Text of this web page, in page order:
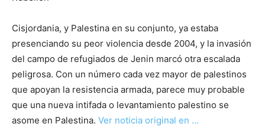
Cisjordania, y Palestina en su conjunto, ya estaba
presenciando su peor violencia desde 2004, y la invasión
del campo de refugiados de Jenin marcó otra escalada
peligrosa. Con un número cada vez mayor de palestinos
que apoyan la resistencia armada, parece muy probable
que una nueva intifada o levantamiento palestino se
asome en Palestina. Ver noticia original en …